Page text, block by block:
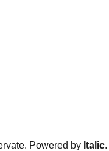
Powered by Italic